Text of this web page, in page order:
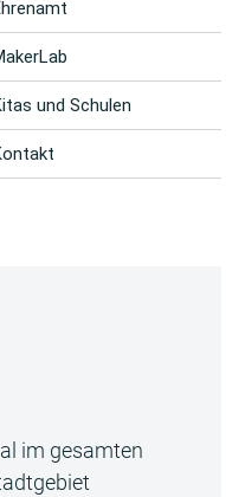
und Schulen
im gesamten